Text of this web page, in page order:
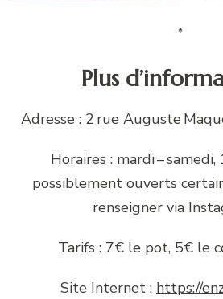
Plus
Adresse : 2 rue Auguste
Horaires : mardi – samedi,
possiblement ouverts
renseigner via
Tarifs : 7€ le pot, 5€ le
Site Internet : https://